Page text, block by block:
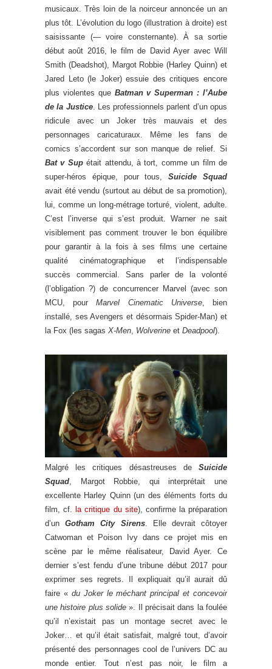
musicaux. Très loin de la noirceur annoncée un an
plus tôt. L’évolution du logo (illustration à droite) est
saisissante (— voire consternante). À sa sortie
début août 2016, le film de David Ayer avec Will
Smith (Deadshot), Margot Robbie (Harley Quinn) et
Jared Leto (le Joker) essuie des critiques encore
plus violentes que Batman v Superman : l’Aube
de la Justice. Les professionnels parlent d’un opus
ridicule avec un Joker très mauvais et des
personnages caricaturaux. Même les fans de
comics s’accordent sur son manque de relief. Si
Bat v Supétait attendu, à tort, comme un film de
super-héros épique, pour tous,Suicide Squad
avait été vendu (surtout au début de sa promotion),
lui, comme un long-métrage torturé, violent, adulte.
C’est l’inverse qui s’est produit. Warner ne sait
visiblement pas comment trouver le bon équilibre
pour garantir à la fois à ses films une certaine
qualité cinématographique et l’indispensable
succès commercial. Sans parler de la volonté
(l’obligation ?) de concurrencer Marvel (avec son
MCU, pourMarvel Cinematic Universe, bien
installé, ses Avengers et désormais Spider-Man) et
la Fox (les sagas X-Men, Wolverine et Deadpool).
Malgré les critiques désastreuses de Suicide
Squad, Margot Robbie, qui interprétait une
excellente Harley Quinn (un des éléments forts du
film, cf. la critique du site), confirme la préparation
d’unGotham City Sirens. Elle devrait côtoyer
Catwoman et Poison Ivy dans ce projet mis en
scène par le même réalisateur, David Ayer. Ce
dernier s’est fendu d’une tribune début 2017 pour
exprimer ses regrets. Il expliquait qu’il aurait dû
faire « du Joker le méchant principal et concevoir
une histoire plus solide ». Il précisait dans la foulée
qu’il n’existait pas un montage secret avec le
Joker… et qu’il était satisfait, malgré tout, d’avoir
présenté des personnages cool de l’univers DC au
monde entier. Tout n’est pas noir, le film a